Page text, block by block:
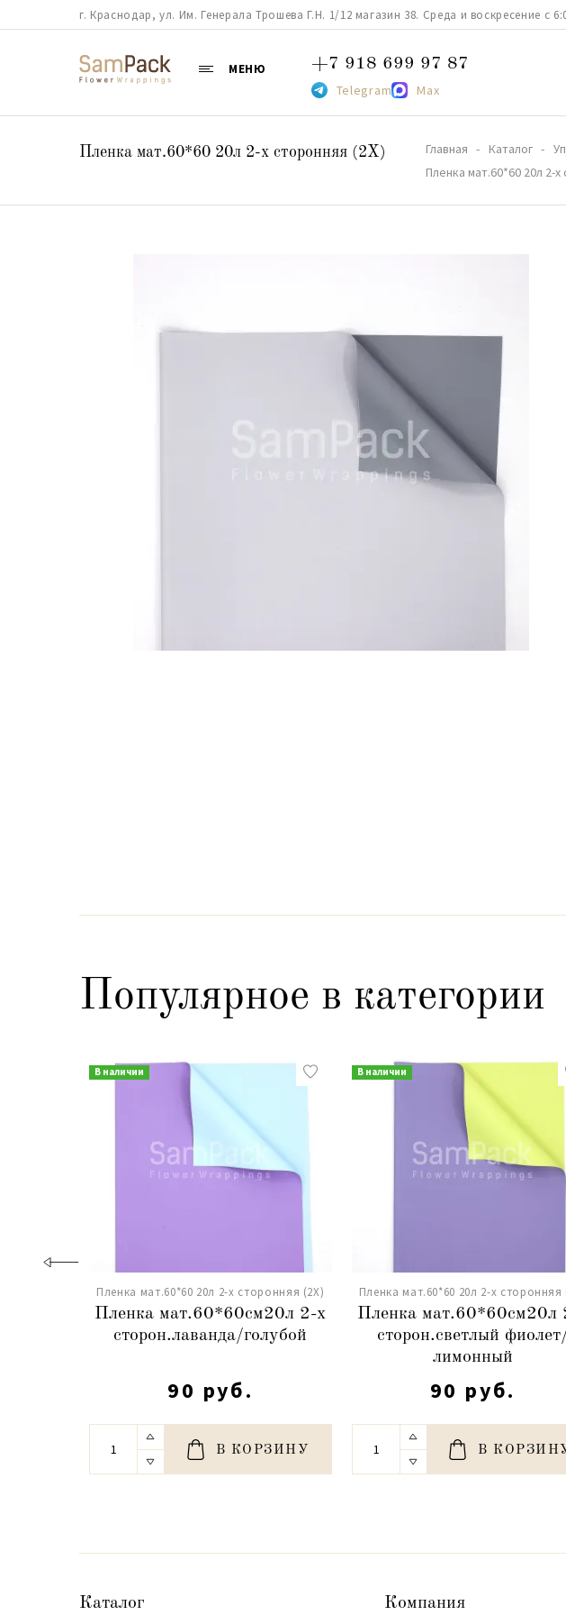
г. Краснодар, ул. Им. Генерала Трошева Г.Н. 1/12 магазин 38. Среда и воскресение с
МЕНЮ +7 918 699 97 87
Telegram Max
Пленка мат.60*60 20л 2-х сторонняя (2X) Главная Каталог
Пленка мат.60*60 20л 2-х
Популярное в категории
В наличии
Пленка мат.60*60 20л 2-х сторонняя (2X)
Пленка мат.60*60см20л 2-х
сторон.лаванда/голубой
90 руб.
В КОРЗИНУ
В наличии
Пленка мат.60*60 20л 2-х сторонняя
Пленка мат.60*60см20л
сторон.светлый фиолет/
лимонный
90 руб.
В
Каталог Компания